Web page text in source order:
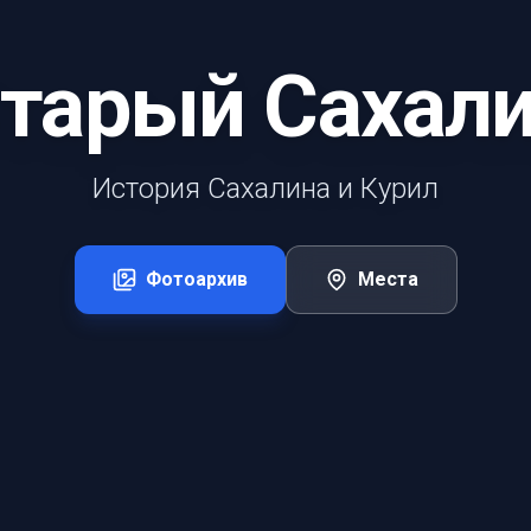
История Сахалина и Курил
Фотоархив Места